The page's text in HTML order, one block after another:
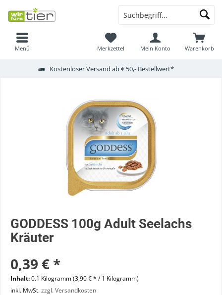
Menü Warenkorb
Merkzettel Mein Konto
Kostenloser Versand ab € 50,- Bestellwert*
GODDESS 100g Adult Seelachs
Kräuter
0,39 € *
Inhalt:0.1 Kilogramm (3,90 € * / 1 Kilogramm)
inkl. MwSt.zzgl. Versandkosten